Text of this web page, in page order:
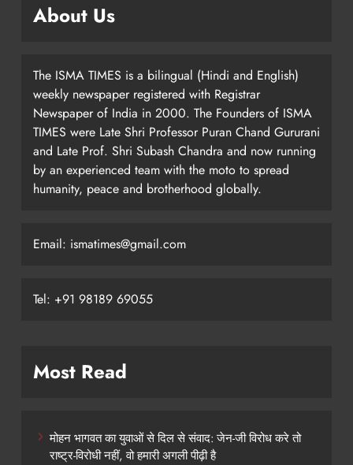
About Us
The ISMA TIMES is a bilingual (Hindi and English)
weekly newspaper registered with Registrar
Newspaper of India in 2000. The Founders of ISMA
TIMES were Late Shri Professor Puran Chand Gururani
and Late Prof. Shri Subash Chandra and now running
by an experienced team with the moto to spread
humanity, peace and brotherhood globally.
Email: ismatimes@gmail.com
Tel: +91 98189 69055
Most Read
मोहन भागवत का युवाओं से दिल से संवाद: जेन-जी विरोध करे तो
राष्ट्र-विरोधी नहीं, वो हमारी अगली पीढ़ी है